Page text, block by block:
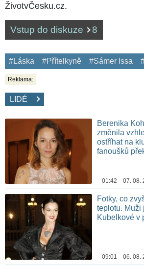
ŽivotvČesku.cz.
Vstup do diskuze 8
#Láska #Přítelkyně #Sámer Issa
Reklama:
LIDÉ
Berenika
změnila
ostříhat na
fanoušků
01:42 07. 08.
Fotky, co
teplotu. Muži
Kubelkové v
09:01 06. 08.